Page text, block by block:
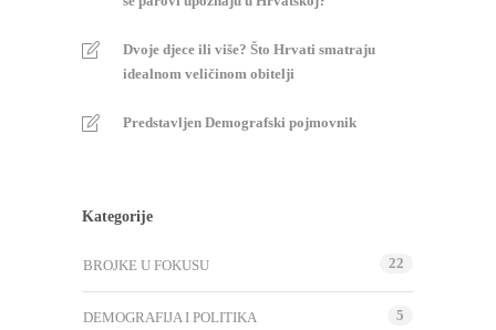
Dvoje djece ili više? Što Hrvati smatraju
idealnom veličinom obitelji
Predstavljen Demografski pojmovnik
Kategorije
BROJKE U FOKUSU 22
DEMOGRAFIJA I POLITIKA 5